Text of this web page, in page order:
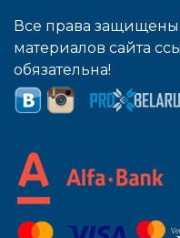
Все права
материалов сайта
обязательна!